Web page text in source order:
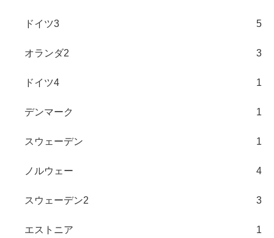
ドイツ3 5
オランダ2 3
ドイツ4 1
デンマーク 1
スウェーデン 1
ノルウェー 4
スウェーデン2 3
エストニア 1